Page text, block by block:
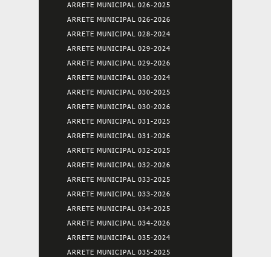
ARRETE MUNICIPAL 026-2025
ARRETE MUNICIPAL 026-2026
ARRETE MUNICIPAL 028-2024
ARRETE MUNICIPAL 029-2024
ARRETE MUNICIPAL 029-2026
ARRETE MUNICIPAL 030-2024
ARRETE MUNICIPAL 030-2025
ARRETE MUNICIPAL 030-2026
ARRETE MUNICIPAL 031-2025
ARRETE MUNICIPAL 031-2026
ARRETE MUNICIPAL 032-2025
ARRETE MUNICIPAL 032-2026
ARRETE MUNICIPAL 033-2025
ARRETE MUNICIPAL 033-2026
ARRETE MUNICIPAL 034-2025
ARRETE MUNICIPAL 034-2026
ARRETE MUNICIPAL 035-2024
ARRETE MUNICIPAL 035-2025